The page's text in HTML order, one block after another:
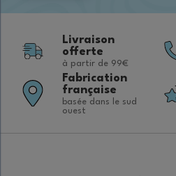
Livraison
offerte
à partir de 99€
Fabrication
française
basée dans le sud
ouest